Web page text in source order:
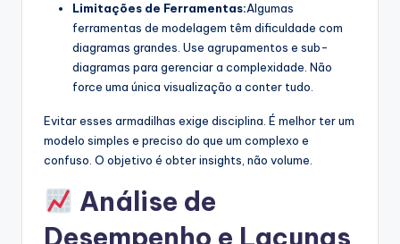
Limitações de Ferramentas:Algumas
ferramentas de modelagem têm dificuldade com
diagramas grandes. Use agrupamentos e sub-
diagramas para gerenciar a complexidade. Não
force uma única visualização a conter tudo.
Evitar esses armadilhas exige disciplina. É melhor ter um
modelo simples e preciso do que um complexo e
confuso. O objetivo é obter insights, não volume.
Análise de
Desempenho e Lacunas